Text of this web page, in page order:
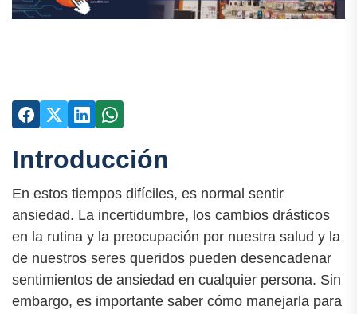
Introducción
En estos tiempos difíciles, es normal sentir
ansiedad. La incertidumbre, los cambios drásticos
en la rutina y la preocupación por nuestra salud y la
de nuestros seres queridos pueden desencadenar
sentimientos de ansiedad en cualquier persona. Sin
embargo, es importante saber cómo manejarla para